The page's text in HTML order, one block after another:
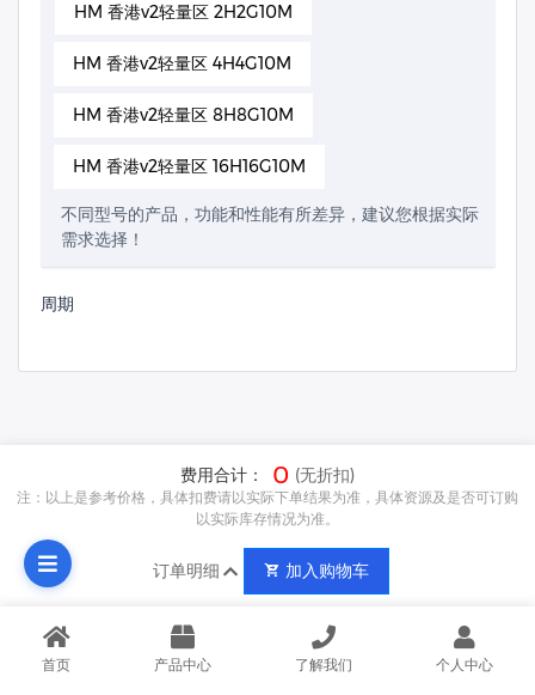
HM 香港v2轻量区 2H2G10M
HM 香港v2轻量区 4H4G10M
HM 香港v2轻量区 8H8G10M
HM 香港v2轻量区 16H16G10M
不同型号的产品，功能和性能有所差异，建议您根据实际
需求选择！
周期
费用合计： 0 (无折扣)
注：以上是参考价格，具体扣费请以实际下单结果为准，具体资源及是否可订购
以实际库存情况为准。
订单明细 加入购物车
首页 产品中心 了解我们 个人中心